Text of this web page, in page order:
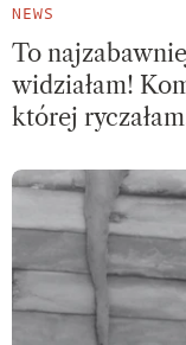
NEWS
To
widziałam!
której